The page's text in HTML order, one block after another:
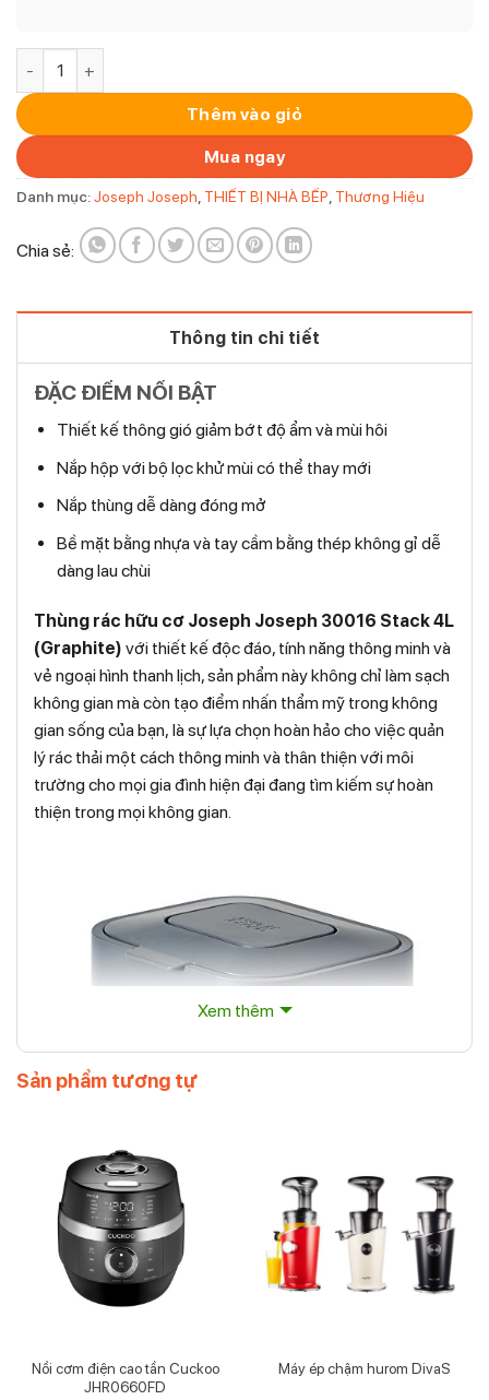
Thùng rác hữ cơ Joseph Joseph 30016 Stack 4 – Graphite
Thêm vào giỏ
Mua ngay
Danh mục:Joseph Joseph THIẾT BỊ NHÀ BẾP Thương Hiệu
Chia sẻ:
Thông tin chi tiết
ĐẶC ĐIỂM NỔI BẬT
Thiết kế thông gió giảm bớt độ ẩm và mùi hôi
Nắp hộp với bộ lọc khử mùi có thể thay mới
Nắp thùng dễ dàng đóng mở
Bề mặt bằng nhựa và tay cầm bằng thép không gỉ dễ
dàng lau chùi
Thùng rác hữu cơ Joseph Joseph 30016 Stack 4L
(Graphite) với thiết kế độc đáo, tính năng thông minh và
vẻ ngoại hình thanh lịch, sản phẩm này không chỉ làm sạch
không gian mà còn tạo điểm nhấn thẩm mỹ trong không
gian sống của bạn, là sự lựa chọn hoàn hảo cho việc quản
lý rác thải một cách thông minh và thân thiện với môi
trường cho mọi gia đình hiện đại đang tìm kiếm sự hoàn
thiện trong mọi không gian.
Thùng rác hữu cơ Joseph Joseph 30016 Stack 4L
(Graphite)
hữu cơ Joseph Joseph 30016 Stack 4L
Xem thêm
Sản phẩm tương tự
Nồi cơm điện cao tần Cuckoo
JHR0660FD
Máy ép chậm hurom DivaS